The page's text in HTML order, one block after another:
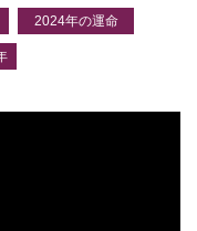
2024年の運命